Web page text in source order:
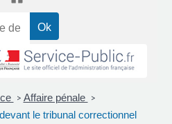
> Affaire pénale >
le tribunal correctionnel